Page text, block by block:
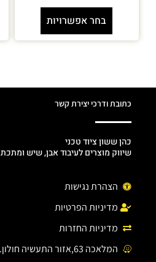
בחר אפשרויות
כתובת ודרכי יצירת קשר
כהן ששון ציוד טכני
שיווק מוצרים לעיבוד אבן, שיש ומתכת
הצהרת נגישות
מדיניות הפרטיות
מדיניות החזרות
המלאכה 63,אזור התעשיה חולון.